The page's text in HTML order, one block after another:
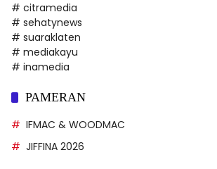
# citramedia
# sehatynews
# suaraklaten
# mediakayu
# inamedia
PAMERAN
IFMAC & WOODMAC
JIFFINA 2026